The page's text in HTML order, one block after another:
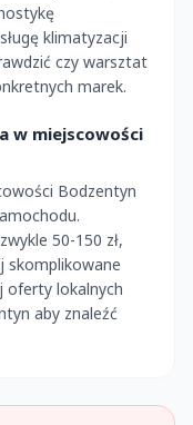
klimatyzacji
czy warsztat
marek.
w miejscowości
Bodzentyn
50-150 zł,
skomplikowane
oferty lokalnych
aby znaleźć